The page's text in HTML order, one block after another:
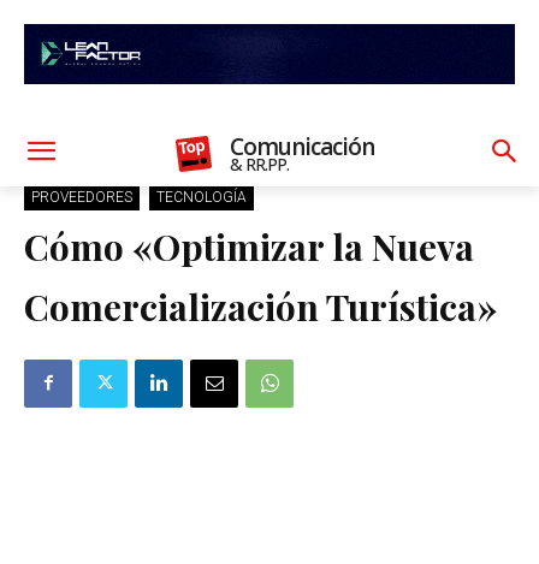
Comunicación
& RR.PP.
PROVEEDORES TECNOLOGÍA
Cómo «Optimizar la Nueva
Comercialización Turística»